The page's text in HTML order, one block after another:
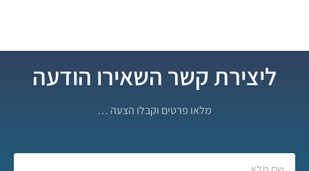
ליצירת קשר השאירו הודעה
מלאו פרטים וקבלו הצעה …